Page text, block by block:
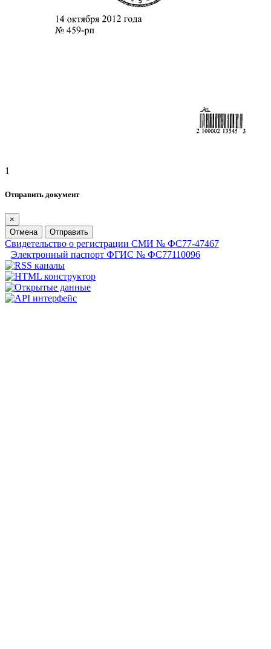
1
Отправить документ
×
Отмена
Отправить
Свидетельство о регистрации СМИ № ФС77-47467
Электронный паспорт ФГИС № ФС77110096